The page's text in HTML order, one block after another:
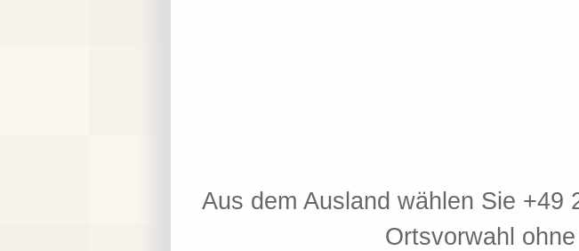
Aus dem Ausland wählen Sie +49
Ortsvorwahl